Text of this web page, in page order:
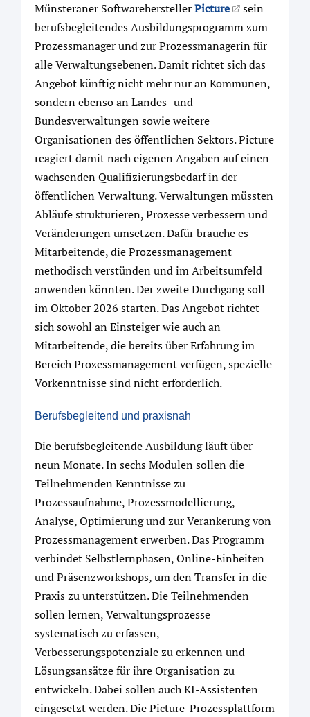
Münsteraner SoftwareherstellerPicture
sein
berufsbegleitendes Ausbildungsprogramm zum
Prozessmanager und zur Prozessmanagerin für
alle Verwaltungsebenen. Damit richtet sich das
Angebot künftig nicht mehr nur an Kommunen,
sondern ebenso an Landes- und
Bundesverwaltungen sowie weitere
Organisationen des öffentlichen Sektors. Picture
reagiert damit nach eigenen Angaben auf einen
wachsenden Qualifizierungsbedarf in der
öffentlichen Verwaltung. Verwaltungen müssten
Abläufe strukturieren, Prozesse verbessern und
Veränderungen umsetzen. Dafür brauche es
Mitarbeitende, die Prozessmanagement
methodisch verstünden und im Arbeitsumfeld
anwenden könnten. Der zweite Durchgang soll
im Oktober 2026 starten. Das Angebot richtet
sich sowohl an Einsteiger wie auch an
Mitarbeitende, die bereits über Erfahrung im
Bereich Prozessmanagement verfügen, spezielle
Vorkenntnisse sind nicht erforderlich.
Berufsbegleitend und praxisnah
Die berufsbegleitende Ausbildung läuft über
neun Monate. In sechs Modulen sollen die
Teilnehmenden Kenntnisse zu
Prozessaufnahme, Prozessmodellierung,
Analyse, Optimierung und zur Verankerung von
Prozessmanagement erwerben. Das Programm
verbindet Selbstlernphasen, Online-Einheiten
und Präsenzworkshops, um den Transfer in die
Praxis zu unterstützen. Die Teilnehmenden
sollen lernen, Verwaltungsprozesse
systematisch zu erfassen,
Verbesserungspotenziale zu erkennen und
Lösungsansätze für ihre Organisation zu
entwickeln. Dabei sollen auch KI-Assistenten
eingesetzt werden. Die Picture-Prozessplattform